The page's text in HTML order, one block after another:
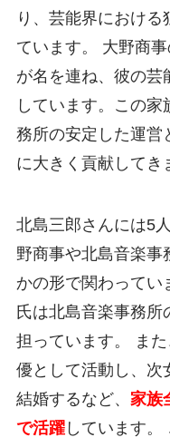
り、芸能界におけ
ています。 大野商
が名を連ね、彼の芸
しています。この
務所の安定した運営
に大きく貢献してき
北島三郎さんには5
野商事や北島音楽事
かの形で関わってい
氏は北島音楽事務所
担っています。 ま
優として活動し、次
結婚するなど、 家族
で活躍しています。